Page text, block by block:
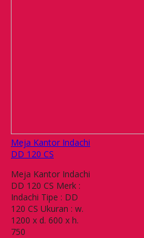
Meja Kantor Indachi
DD 120 CS
Meja Kantor Indachi
DD 120 CS Merk :
Indachi Tipe : DD
120 CS Ukuran : w.
1200 x d. 600 x h.
750